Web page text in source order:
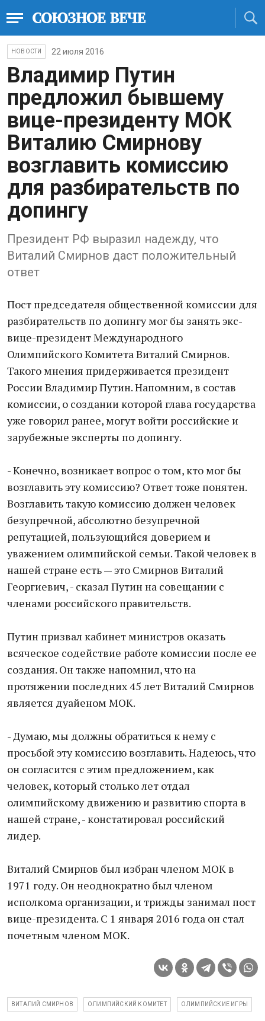
НОВОСТИ 22 июля 2016
Владимир Путин
предложил бывшему
вице-президенту МОК
Виталию Смирнову
возглавить комиссию
для разбирательств по
допингу
Президент РФ выразил надежду, что
Виталий Смирнов даст положительный
ответ
Пост председателя общественной комиссии для
разбирательств по допингу мог бы занять экс-
вице-президент Международного
Олимпийского Комитета Виталий Смирнов.
Такого мнения придерживается президент
России Владимир Путин. Напомним, в состав
комиссии, о создании которой глава государства
уже говорил ранее, могут войти российские и
зарубежные эксперты по допингу.
- Конечно, возникает вопрос о том, кто мог бы
возглавить эту комиссию? Ответ тоже понятен.
Возглавить такую комиссию должен человек
безупречной, абсолютно безупречной
репутацией, пользующийся доверием и
уважением олимпийской семьи. Такой человек в
нашей стране есть — это Смирнов Виталий
Георгиевич, - сказал Путин на совещании с
членами российского правительств.
Путин призвал кабинет министров оказать
всяческое содействие работе комиссии после ее
создания. Он также напомнил, что на
протяжении последних 45 лет Виталий Смирнов
является дуайеном МОК.
- Думаю, мы должны обратиться к нему с
просьбой эту комиссию возглавить. Надеюсь, что
он согласится с этим предложением, как
человек, который столько лет отдал
олимпийскому движению и развитию спорта в
нашей стране, - констатировал российский
лидер.
Виталий Смирнов был избран членом МОК в
1971 году. Он неоднократно был членом
исполкома организации, и трижды занимал пост
вице-президента. С 1 января 2016 года он стал
почетным членом МОК.
ВИТАЛИЙ СМИРНОВ ОЛИМПИЙСКИЙ КОМИТЕТ ОЛИМПИЙСКИЕ ИГРЫ